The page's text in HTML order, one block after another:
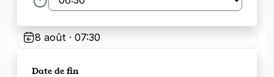
8 août · 07:30
Date de fin